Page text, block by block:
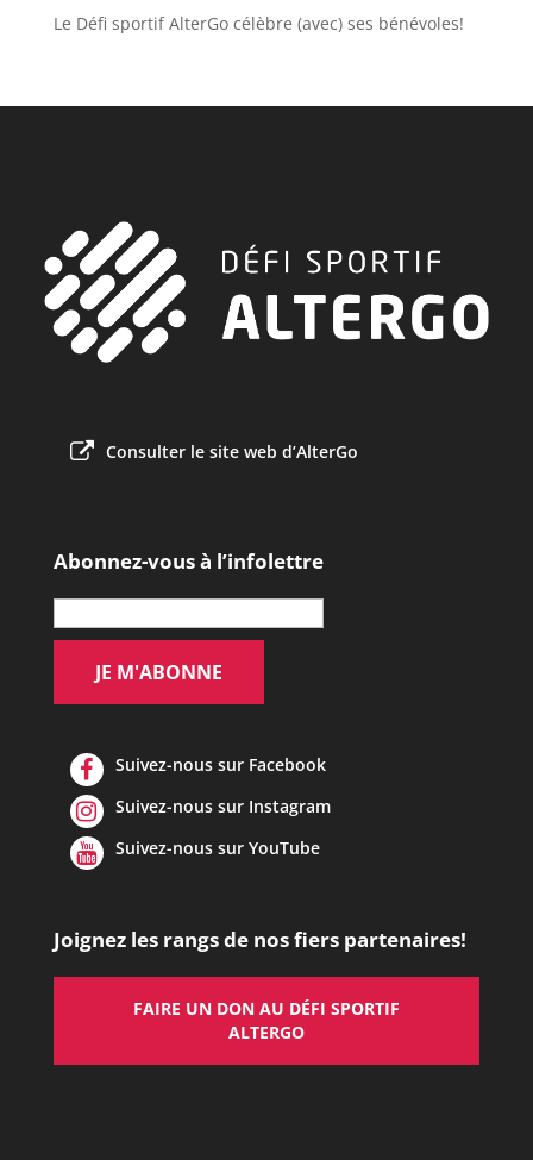
Le Défi sportif AlterGo célèbre (avec) ses bénévoles!
Consulter le site web d’AlterGo
Abonnez-vous à l’infolettre
Suivez-nous sur Facebook
Suivez-nous sur Instagram
Suivez-nous sur YouTube
Joignez les rangs de nos fiers partenaires!
FAIRE UN DON AU DÉFI SPORTIF
ALTERGO